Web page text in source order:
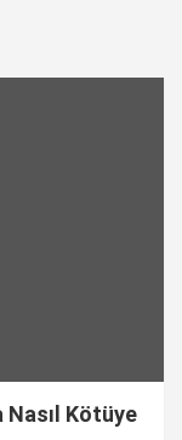
Nasıl Kötüye